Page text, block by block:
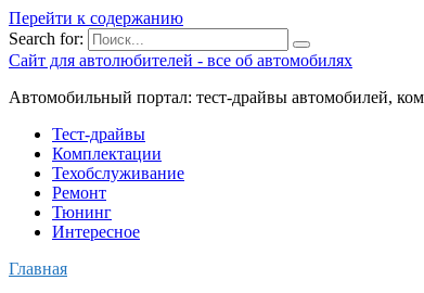
Перейти к содержанию
Search for:
Сайт для автолюбителей - все об автомобилях
Автомобильный портал: тест-драйвы автомобилей,
Тест-драйвы
Комплектации
Техобслуживание
Ремонт
Тюнинг
Интересное
Главная